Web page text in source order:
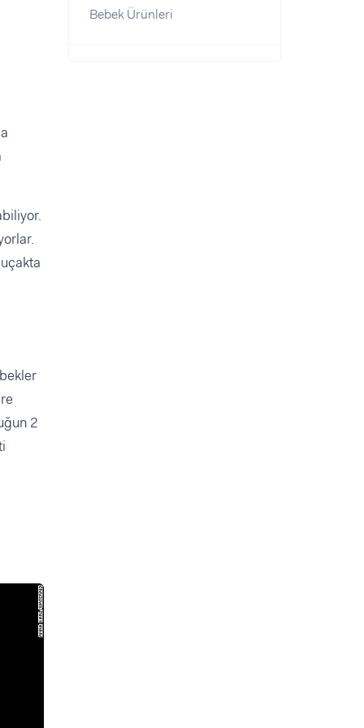
2
Bebek Ürünleri